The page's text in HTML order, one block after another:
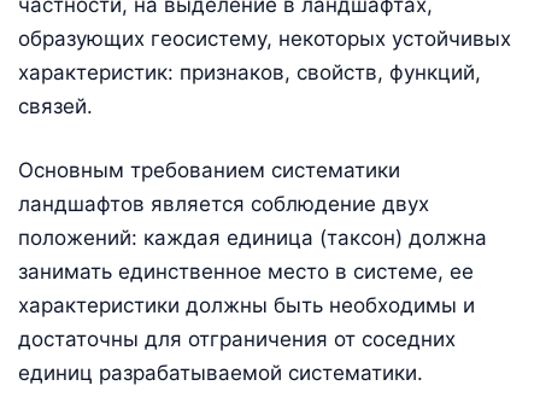
образующих геосистему, некоторых устойчивых
характеристик: признаков, свойств, функций,
связей.
Основным требованием систематики
ландшафтов является соблюдение двух
положений: каждая единица (таксон) должна
занимать единственное место в системе, ее
характеристики должны быть необходимы и
достаточны для отграничения от соседних
единиц разрабатываемой систематики.